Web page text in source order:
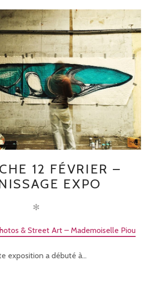
12 FÉVRIER –
EXPO
✻
& Street Art – Mademoiselle Piou
exposition a débuté à...